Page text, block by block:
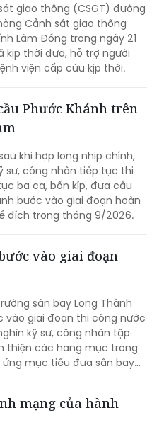
giao thông (CSGT) đường
Cảnh sát giao thông
Lâm Đồng trong ngày 21
kịp thời đưa, hỗ trợ người
viện cấp cứu kịp thời.
Phước Khánh trên
khi hợp long nhịp chính,
sư, công nhân tiếp tục thi
ba ca, bốn kíp, đưa cầu
bước vào giai đoạn hoàn
đích trong tháng 9/2026.
vào giai đoạn
sân bay Long Thành
vào giai đoạn thi công nước
kỹ sư, công nhân tập
thiện các hạng mục trọng
mục tiêu đưa sân bay
mạng của hành